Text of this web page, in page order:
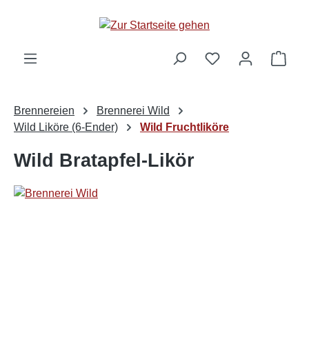
Brennereien
Brennerei Wild
Wild Liköre (6-Ender)
Wild Fruchtliköre
Wild Bratapfel-Likör